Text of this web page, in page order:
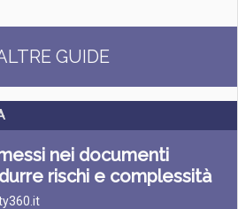
GUIDE
nei documenti
rischi e complessità